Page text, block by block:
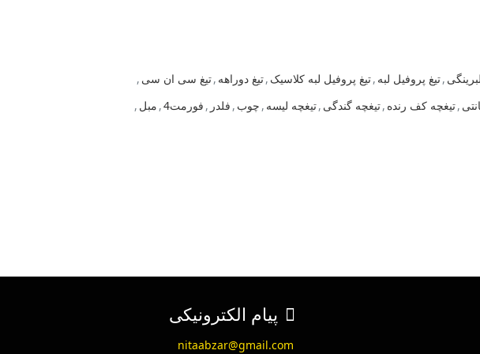
,تیغ پروفیل لبه ,تیغ پروفیل لبه کلاسیک ,تیغ دوراهه ,تیغ سی ان سی ,
,تیغچه کف رنده ,تیغچه گندگی ,تیغچه لیسه , چوب , فلدر , فورمت4 , مبل ,
پیام الکترونیکی
nitaabzar@gmail.com